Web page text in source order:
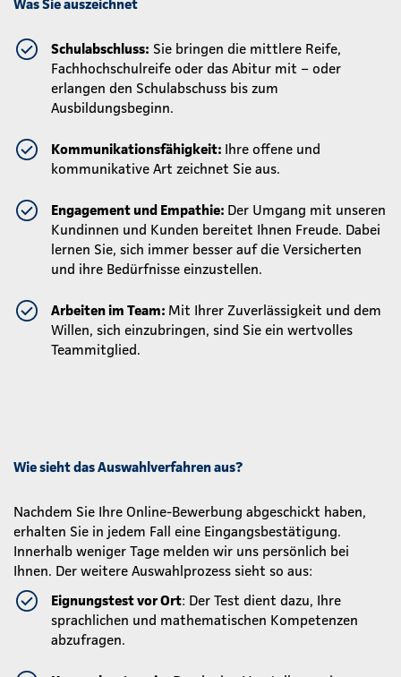
Schulabschluss: Sie bringen die mittlere Reife,
Fachhochschulreife oder das Abitur mit – oder
erlangen den Schulabschuss bis zum
Ausbildungsbeginn.
Kommunikationsfähigkeit: Ihre offene und
kommunikative Art zeichnet Sie aus.
Engagement und Empathie: Der Umgang mit unseren
Kundinnen und Kunden bereitet Ihnen Freude. Dabei
lernen Sie, sich immer besser auf die Versicherten
und ihre Bedürfnisse einzustellen.
Arbeiten im Team: Mit Ihrer Zuverlässigkeit und dem
Willen, sich einzubringen, sind Sie ein wertvolles
Teammitglied.
Wie sieht das Auswahlverfahren aus?
Nachdem Sie Ihre Online-Bewerbung abgeschickt haben,
erhalten Sie in jedem Fall eine Eingangsbestätigung.
Innerhalb weniger Tage melden wir uns persönlich bei
Ihnen. Der weitere Auswahlprozess sieht so aus:
Eignungstest vor Ort: Der Test dient dazu, Ihre
sprachlichen und mathematischen Kompetenzen
abzufragen.